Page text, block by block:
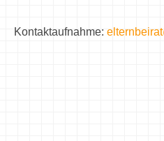
Kontaktaufnahme: